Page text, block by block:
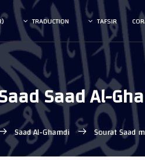
TAFSIR
TRADUCTION
Saad Al-
Saad Al-Ghamdi Sourat Saad